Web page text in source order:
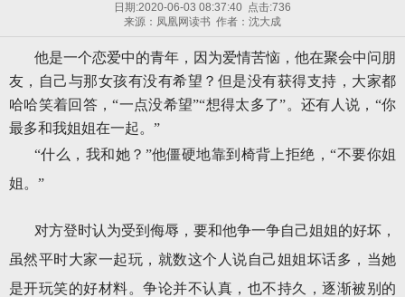
日期:2020-06-03 08:37:40 点击:736
来源：凤凰网读书 作者：沈大成
他是一个恋爱中的青年，因为爱情苦恼，他在聚会中问朋
友，自己与那女孩有没有希望？但是没有获得支持，大家都
哈哈笑着回答，“一点没希望”“想得太多了”。还有人说，“你
最多和我姐姐在一起。”
“什么，我和她？”他僵硬地靠到椅背上拒绝，“不要你姐
姐。”
对方登时认为受到侮辱，要和他争一争自己姐姐的好坏，
虽然平时大家一起玩，就数这个人说自己姐姐坏话多，当她
是开玩笑的好材料。争论并不认真，也不持久，逐渐被别的